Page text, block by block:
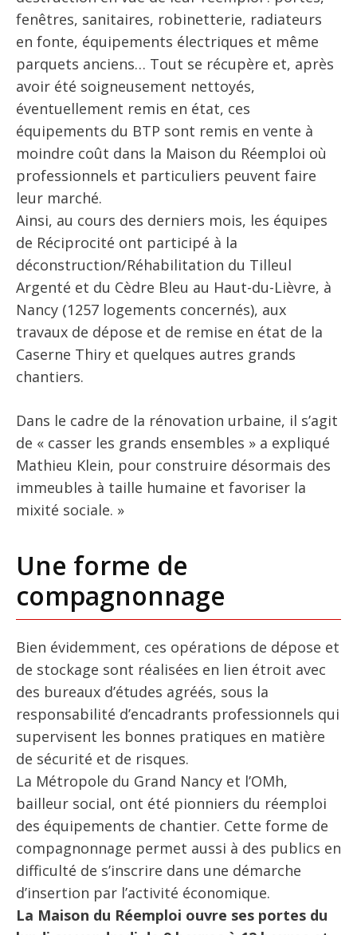
fenêtres, sanitaires, robinetterie, radiateurs
en fonte, équipements électriques et même
parquets anciens… Tout se récupère et, après
avoir été soigneusement nettoyés,
éventuellement remis en état, ces
équipements du BTP sont remis en vente à
moindre coût dans la Maison du Réemploi où
professionnels et particuliers peuvent faire
leur marché.
Ainsi, au cours des derniers mois, les équipes
de Réciprocité ont participé à la
déconstruction/Réhabilitation du Tilleul
Argenté et du Cèdre Bleu au Haut-du-Lièvre, à
Nancy (1257 logements concernés), aux
travaux de dépose et de remise en état de la
Caserne Thiry et quelques autres grands
chantiers.
Dans le cadre de la rénovation urbaine, il s’agit
de « casser les grands ensembles » a expliqué
Mathieu Klein, pour construire désormais des
immeubles à taille humaine et favoriser la
mixité sociale. »
Une forme de
compagnonnage
Bien évidemment, ces opérations de dépose et
de stockage sont réalisées en lien étroit avec
des bureaux d’études agréés, sous la
responsabilité d’encadrants professionnels qui
supervisent les bonnes pratiques en matière
de sécurité et de risques.
La Métropole du Grand Nancy et l’OMh,
bailleur social, ont été pionniers du réemploi
des équipements de chantier. Cette forme de
compagnonnage permet aussi à des publics en
difficulté de s’inscrire dans une démarche
d’insertion par l’activité économique.
La Maison du Réemploi ouvre ses portes du